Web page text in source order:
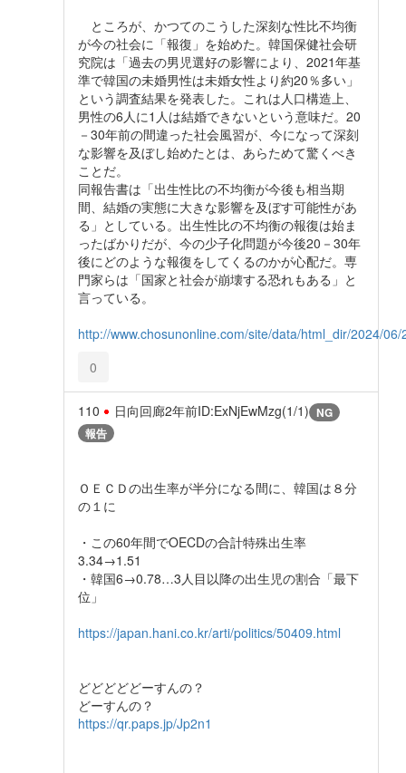
ところが、かつてのこうした深刻な性比不均衡
が今の社会に「報復」を始めた。韓国保健社会研
究院は「過去の男児選好の影響により、2021年基
準で韓国の未婚男性は未婚女性より約20％多い」
という調査結果を発表した。これは人口構造上、
男性の6人に1人は結婚できないという意味だ。20
－30年前の間違った社会風習が、今になって深刻
な影響を及ぼし始めたとは、あらためて驚くべき
ことだ。
同報告書は「出生性比の不均衡が今後も相当期
間、結婚の実態に大きな影響を及ぼす可能性があ
る」としている。出生性比の不均衡の報復は始ま
ったばかりだが、今の少子化問題が今後20－30年
後にどのような報復をしてくるのかが心配だ。専
門家らは「国家と社会が崩壊する恐れもある」と
言っている。
http://www.chosunonline.com/site/data/html_dir/2024/
0
110 日向回廊2年前ID:ExNjEwMzg(1/1) NG
報告
ＯＥＣＤの出生率が半分になる間に、韓国は８分
の１に
・この60年間でOECDの合計特殊出生率
3.34→1.51
・韓国6→0.78…3人目以降の出生児の割合「最下
位」
https://japan.hani.co.kr/arti/politics/50409.html
どどどどどーすんの？
どーすんの？
https://qr.paps.jp/Jp2n1